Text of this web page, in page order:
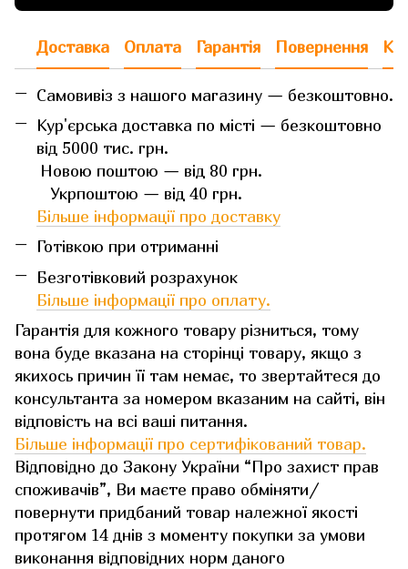
Доставка Оплата Гарантія Повернення
Самовивіз з нашого магазину — безкоштовно.
Кур'єрська доставка по місті — безкоштовно
від 5000 тис. грн.
Новою поштою — від 80 грн.
Укрпоштою — від 40 грн.
Більше інформації про доставку
Готівкою при отриманні
Безготівковий розрахунок
Більше інформації про оплату.
Гарантія для кожного товару різниться, тому
вона буде вказана на сторінці товару, якщо з
якихось причин її там немає, то звертайтеся до
консультанта за номером вказаним на сайті, він
відповість на всі ваші питання.
Більше інформації про сертифікований товар.
Відповідно до Закону України “Про захист прав
споживачів”, Ви маєте право обміняти/
повернути придбаний товар належної якості
протягом 14 днів з моменту покупки за умови
виконання відповідних норм даного